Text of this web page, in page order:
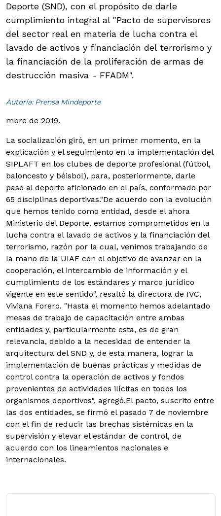
Deporte (SND), con el propósito de darle
cumplimiento integral al "Pacto de supervisores
del sector real en materia de lucha contra el
lavado de activos y financiación del terrorismo y
la financiación de la proliferación de armas de
destrucción masiva - FFADM".
Autoría: Prensa Mindeporte
mbre de 2019.
La socialización giró, en un primer momento, en la
explicación y el seguimiento en la implementación del
SIPLAFT en los clubes de deporte profesional (fútbol,
baloncesto y béisbol), para, posteriormente, darle
paso al deporte aficionado en el país, conformado por
65 disciplinas deportivas."De acuerdo con la evolución
que hemos tenido como entidad, desde el ahora
Ministerio del Deporte, estamos comprometidos en la
lucha contra el lavado de activos y la financiación del
terrorismo, razón por la cual, venimos trabajando de
la mano de la UIAF con el objetivo de avanzar en la
cooperación, el intercambio de información y el
cumplimiento de los estándares y marco jurídico
vigente en este sentido", resaltó la directora de IVC,
Viviana Forero. "Hasta el momento hemos adelantado
mesas de trabajo de capacitación entre ambas
entidades y, particularmente esta, es de gran
relevancia, debido a la necesidad de entender la
arquitectura del SND y, de esta manera, lograr la
implementación de buenas prácticas y medidas de
control contra la operación de activos y fondos
provenientes de actividades ilícitas en todos los
organismos deportivos", agregó.El pacto, suscrito entre
las dos entidades, se firmó el pasado 7 de noviembre
con el fin de reducir las brechas sistémicas en la
supervisión y elevar el estándar de control, de
acuerdo con los lineamientos nacionales e
internacionales.